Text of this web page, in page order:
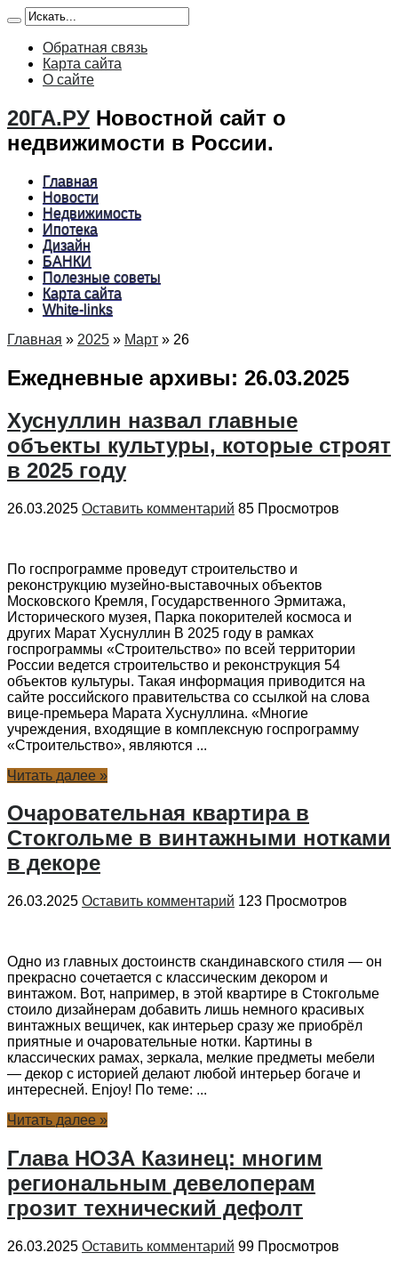
Обратная связь
Карта сайта
О сайте
20ГА.РУ Новостной сайт о
недвижимости в России.
Главная
Новости
Недвижимость
Ипотека
Дизайн
БАНКИ
Полезные советы
Карта сайта
White-links
Главная » 2025 » Март » 26
Ежедневные архивы: 26.03.2025
Хуснуллин назвал главные
объекты культуры, которые строят
в 2025 году
26.03.2025 Оставить комментарий 85 Просмотров
По госпрограмме проведут строительство и
реконструкцию музейно-выставочных объектов
Московского Кремля, Государственного Эрмитажа,
Исторического музея, Парка покорителей космоса и
других Марат Хуснуллин В 2025 году в рамках
госпрограммы «Строительство» по всей территории
России ведется строительство и реконструкция 54
объектов культуры. Такая информация приводится на
сайте российского правительства со ссылкой на слова
вице-премьера Марата Хуснуллина. «Многие
учреждения, входящие в комплексную госпрограмму
«Строительство», являются ...
Читать далее »
Очаровательная квартира в
Стокгольме в винтажными нотками
в декоре
26.03.2025 Оставить комментарий 123 Просмотров
Одно из главных достоинств скандинавского стиля — он
прекрасно сочетается с классическим декором и
винтажом. Вот, например, в этой квартире в Стокгольме
стоило дизайнерам добавить лишь немного красивых
винтажных вещичек, как интерьер сразу же приобрёл
приятные и очаровательные нотки. Картины в
классических рамах, зеркала, мелкие предметы мебели
— декор с историей делают любой интерьер богаче и
интересней. Enjoy! По теме: ...
Читать далее »
Глава НОЗА Казинец: многим
региональным девелоперам
грозит технический дефолт
26.03.2025 Оставить комментарий 99 Просмотров